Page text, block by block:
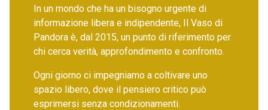
In un mondo che ha un bisogno urgente di
informazione libera e indipendente, Il Vaso di
Pandora è, dal 2015, un punto di riferimento per
chi cerca verità, approfondimento e confronto.
Ogni giorno ci impegniamo a coltivare uno
spazio libero, dove il pensiero critico può
esprimersi senza condizionamenti.